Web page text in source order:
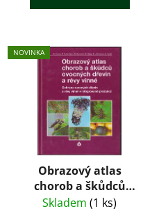
NOVINKA
Obrazový atlas
chorob a škůdců
ovocných dřevin a
Skladem (1 ks)